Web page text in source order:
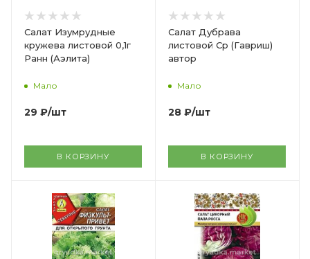
Салат Изумрудные
кружева листовой 0,1г
Ранн (Аэлита)
Мало
29 ₽/шт
В КОРЗИНУ
Салат Дубрава
листовой Ср (Гавриш)
автор
Мало
28 ₽/шт
В КОРЗИНУ